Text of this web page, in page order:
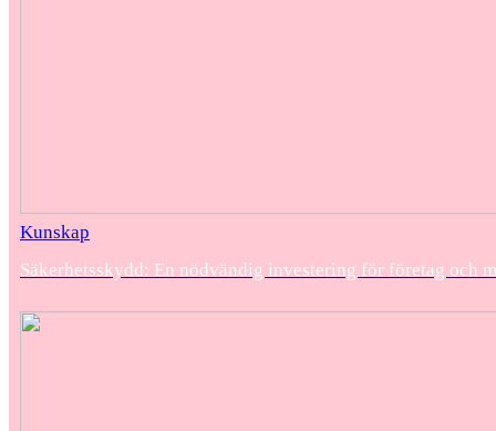
Kunskap
Säkerhetsskydd: En nödvändig investering för företag och